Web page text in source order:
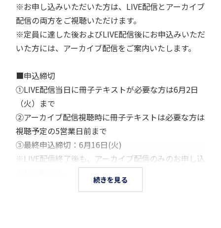
※お申し込みいただいた方は、LIVE配信とアーカイブ
配信の両方をご視聴いただけます。
※定員に達した後およびLIVE配信後にお申込みいただ
いた方には、アーカイブ配信をご案内いたします。
■申込締切
①LIVE配信当日に冊子テキストが必要な方は6月2日
（火）まで
②アーカイブ配信視聴時に冊子テキストは必要な方は
視聴予定の5営業日前まで
③最終申込締切：6月16日(火)
※LIVE配信終了後も、アーカイブ配信のみのお申し込
続きを見る